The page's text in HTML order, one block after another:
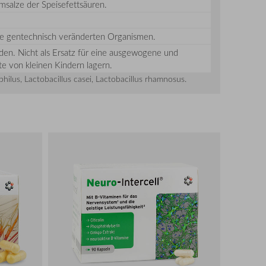
der Speisefettsäuren.
gentechnisch veränderten Organismen.
Nicht als Ersatz für eine ausgewogene und
von kleinen Kindern lagern.
Lactobacillus casei, Lactobacillus rhamnosus.